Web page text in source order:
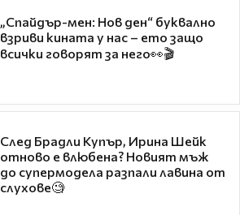
„Спайдър-мен: Нов ден“ буквално
взриви кината у нас – ето защо
всички говорят за него👀🎬
След Брадли Купър, Ирина Шейк
отново е влюбена? Новият мъж
до супермодела разпали лавина от
слухове🧐